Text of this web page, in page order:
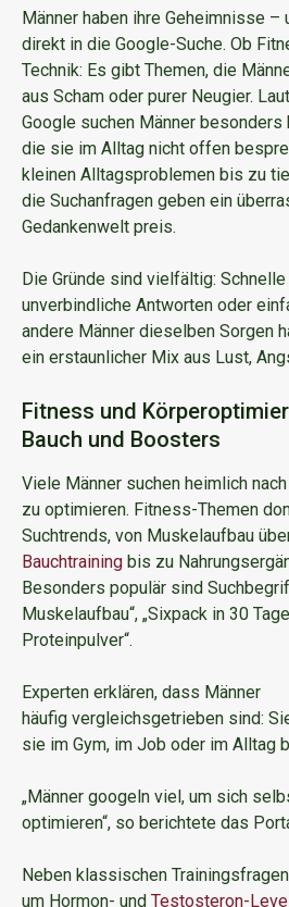
Männer haben ihre Geheimnisse –
direkt in die Google-Suche. Ob
Technik: Es gibt Themen, die
aus Scham oder purer Neugier.
Google suchen Männer besonders
die sie im Alltag nicht offen
kleinen Alltagsproblemen bis zu
die Suchanfragen geben ein
Gedankenwelt preis.
Die Gründe sind vielfältig:
unverbindliche Antworten oder
andere Männer dieselben Sorgen
ein erstaunlicher Mix aus Lust,
Fitness und
Bauch und Boosters
Viele Männer suchen heimlich
zu optimieren. Fitness-Themen
Suchtrends, von Muskelaufbau
Bauchtraining bis zu
Besonders populär sind
Muskelaufbau“, „Sixpack in 30
Proteinpulver“.
Experten erklären, dass Männer
häufig vergleichsgetrieben sind:
sie im Gym, im Job oder im Alltag
„Männer googeln viel, um sich
optimieren“, so berichtete das
Neben klassischen
um Hormon- und Testosteron-Level